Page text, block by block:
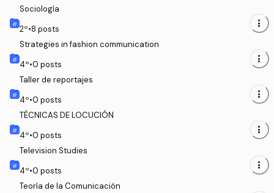
Sociología
2º•8 posts more_vert
Strategies in fashion communication
4º•0 posts more_vert
Taller de reportajes
4º•0 posts more_vert
TÉCNICAS DE LOCUCIÓN
4º•0 posts more_vert
Television Studies
4º•0 posts more_vert
Teoría de la Comunicación